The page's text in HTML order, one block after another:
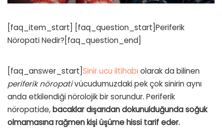
[faq_item_start] [faq_question_start]Periferik
Nöropati Nedir?[faq_question_end]
[faq_answer_start]Sinir ucu iltihabı olarak da bilinen
periferik nöropativücudumuzdaki pek çok sinirin aynı
anda etkilendiği nörolojik bir sorundur. Periferik
nöropatide,bacaklar dışarıdan dokunulduğunda soğuk
olmamasına rağmen kişi üşüme hissi tarif eder.